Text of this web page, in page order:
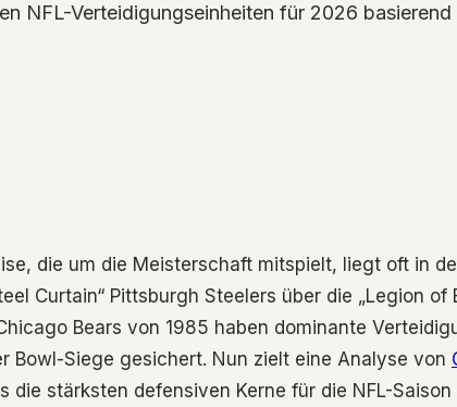
NFL-Verteidigungseinheiten für 2026
die um die Meisterschaft mitspielt, liegt oft in
Curtain“ Pittsburgh Steelers über die „Legion of
Bears von 1985 haben dominante
Bowl-Siege gesichert. Nun zielt eine Analyse von
die stärksten defensiven Kerne für die NFL-